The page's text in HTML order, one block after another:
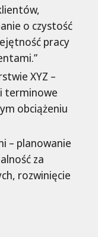
o czystość
pracy
XYZ –
i terminowe
obciążeniu
– planowanie
za
rozwinięcie